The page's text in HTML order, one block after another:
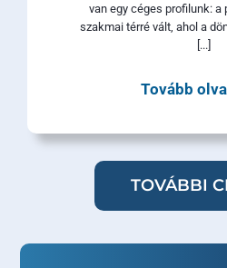
van egy céges profilunk: a
szakmai térré vált, ahol a
[...]
Tovább
TOVÁBBI